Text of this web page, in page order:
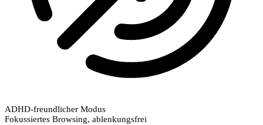
ADHD-freundlicher Modus
Fokussiertes Browsing, ablenkungsfrei